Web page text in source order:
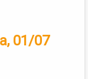
01/07